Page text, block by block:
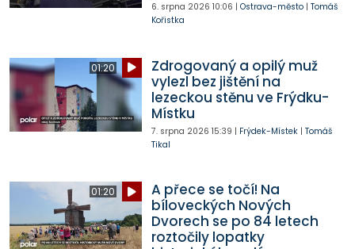
6. srpna 2026 10:06 | Ostrava-město| Tomáš
Kořistka
01:20
Zdrogovaný a opilý muž
vylezl bez jištění na
lezeckou stěnu ve Frýdku-
Místku
7. srpna 2026 15:39 | Frýdek-Místek| Tomáš
Tikal
01:20
A přece se točí! Na
bíloveckých Nových
Dvorech se po 84 letech
roztočily lopatky